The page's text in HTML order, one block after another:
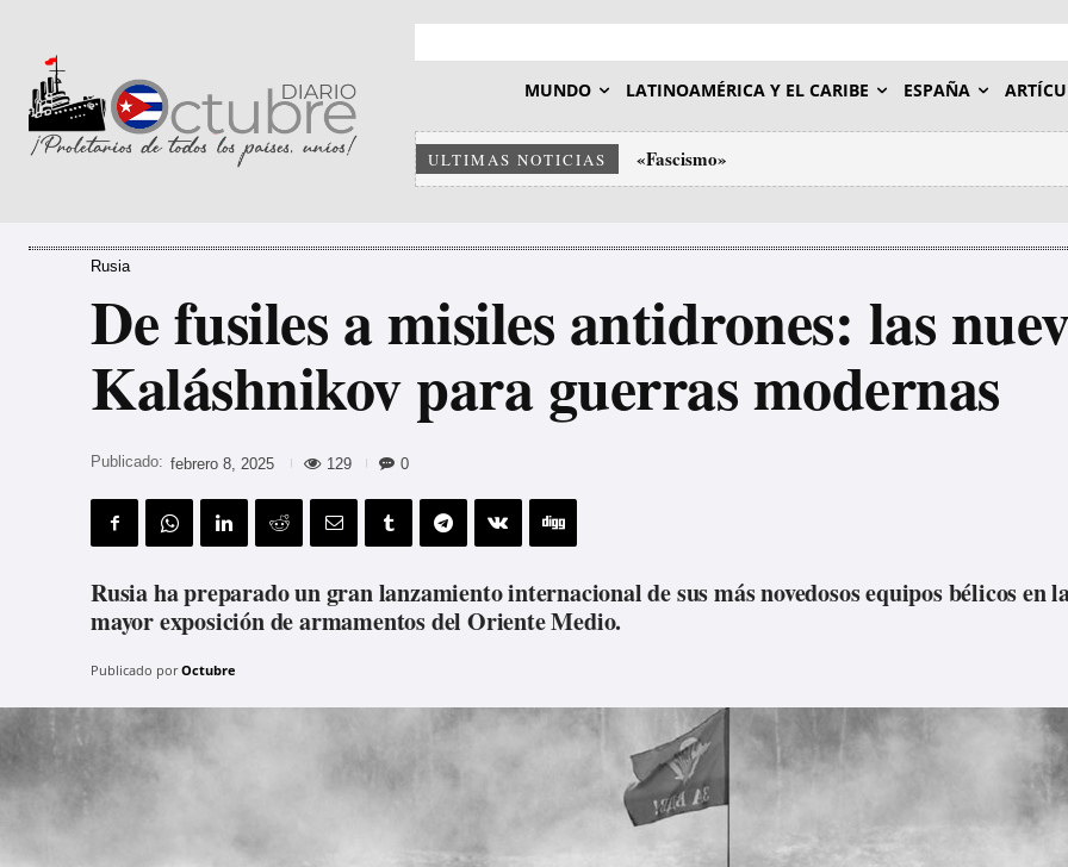
MUNDO LATINOAMÉRICA Y EL CARIBE ESPAÑA
ULTIMAS NOTICIAS «Fascismo»
Activista española de ultraderecha hace el saludo
Rusia
De fusiles a misiles antidrones: las
Kaláshnikov para guerras modernas
Publicado: febrero 8, 2025 129 0
Rusia ha preparado un gran lanzamiento internacional de sus más novedosos equipos bélicos en
mayor exposición de armamentos del Oriente Medio.
Publicado por Octubre